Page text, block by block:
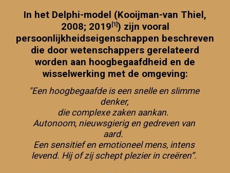
In het Delphi-model (Kooijman-van Thiel,
2008; 2019 [1]) zijn vooral
persoonlijkheidseigenschappen beschreven
die door wetenschappers gerelateerd
worden aan hoogbegaafdheid en de
wisselwerking met de omgeving:
"Een hoogbegaafde is een snelle en slimme
denker,
die complexe zaken aankan.
Autonoom, nieuwsgierig en gedreven van
aard.
Een sensitief en emotioneel mens, intens
levend. Hij of zij schept plezier in creëren”.